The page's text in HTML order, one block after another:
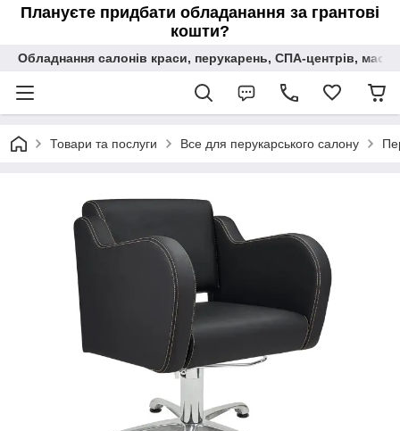
Плануєте придбати обладанання за грантові
кошти?
Обладнання салонів краси, перукарень, СПА-центрів,
Товари та послуги Все для перукарського салону